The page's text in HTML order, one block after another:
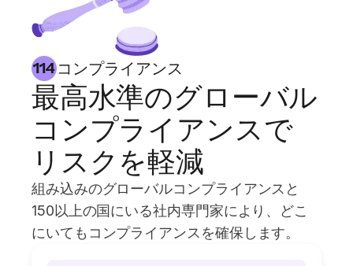
114 コンプライアンス
最高水準のグローバル
コンプライアンスで
リスクを軽減
組み込みのグローバルコンプライアンスと
150以上の国にいる社内専門家により、どこ
にいてもコンプライアンスを確保します。